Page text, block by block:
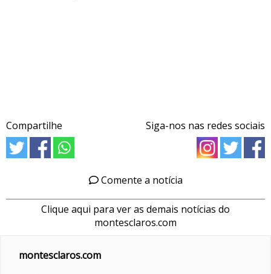
Compartilhe Siga-nos nas redes sociais
Comente a notícia
Clique aqui para ver as demais notícias do
montesclaros.com
montesclaros.com